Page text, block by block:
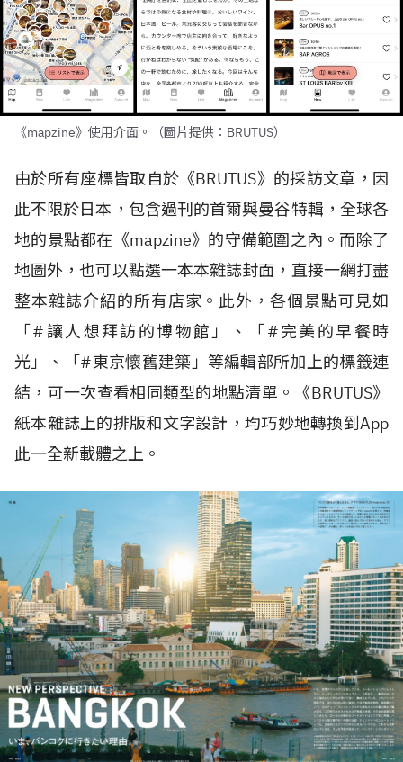
《mapzine》使用介面。（圖片提供：BRUTUS）
由於所有座標皆取自於《BRUTUS》的採訪文章，因
此不限於日本，包含過刊的首爾與曼谷特輯，全球各
地的景點都在《mapzine》的守備範圍之內。而除了
地圖外，也可以點選一本本雜誌封面，直接一網打盡
整本雜誌介紹的所有店家。此外，各個景點可見如
「# 讓人想拜訪的博物館」、「#完美的早餐時
光」、「#東京懷舊建築」等編輯部所加上的標籤連
結，可一次查看相同類型的地點清單。《BRUTUS》
紙本雜誌上的排版和文字設計，均巧妙地轉換到App
此一全新載體之上。